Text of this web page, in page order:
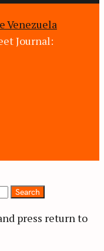
Venezuela
Journal:
Search
press return to